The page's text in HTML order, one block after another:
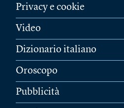
Privacy e cookie
Video
Dizionario italiano
Oroscopo
Pubblicità